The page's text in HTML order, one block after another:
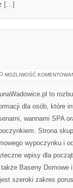
[…]
MOŻLIWOŚĆ
to
dla osób, które
wannami SPA
Strona
wypoczynku i
wpisy dla
Baseny Domowe
szeroki zakres